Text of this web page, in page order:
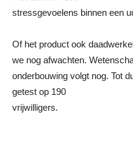
stressgevoelens binnen een
Of het product ook
we nog afwachten.
onderbouwing volgt nog. Tot
getest op 190
vrijwilligers.